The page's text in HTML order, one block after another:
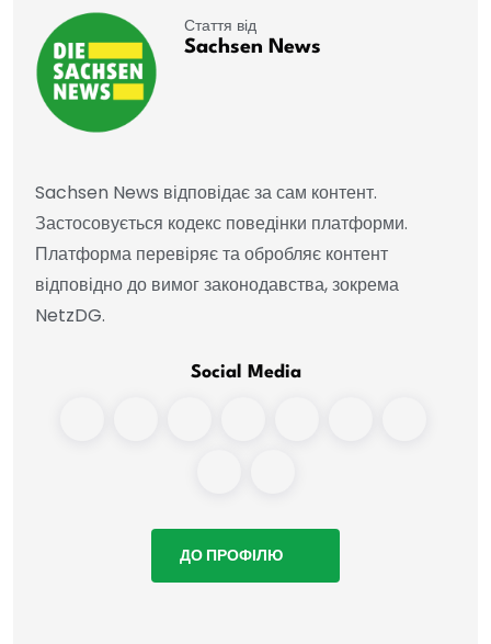
Стаття від
Sachsen News
Sachsen News відповідає за сам контент.
Застосовується кодекс поведінки платформи.
Платформа перевіряє та обробляє контент
відповідно до вимог законодавства, зокрема
NetzDG.
Social Media
ДО ПРОФІЛЮ